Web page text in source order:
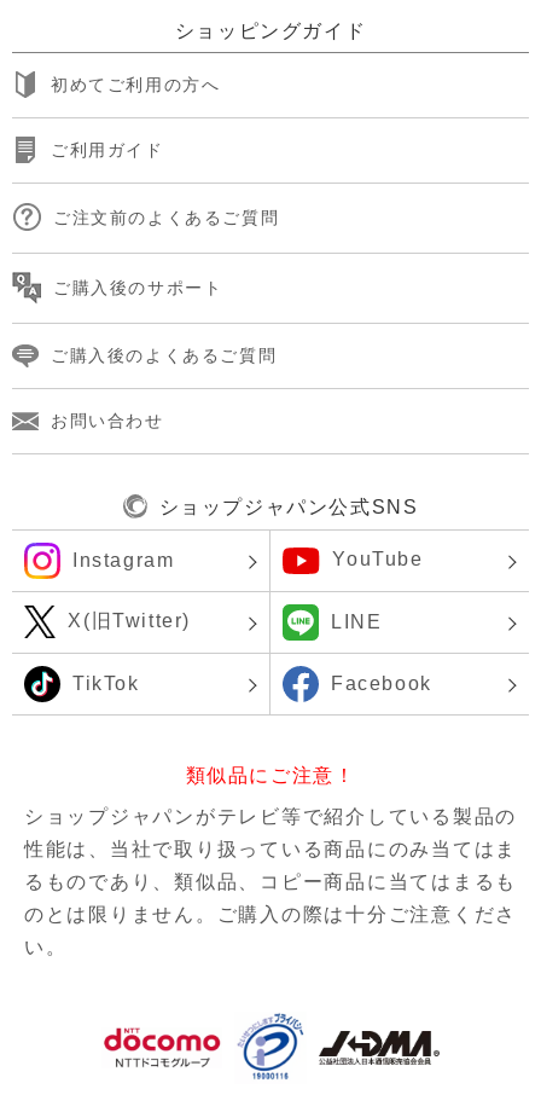
ショッピングガイド
初めてご利用の方へ
ご利用ガイド
ご注文前のよくあるご質問
ご購入後のサポート
ご購入後のよくあるご質問
お問い合わせ
ショップジャパン公式SNS
Instagram YouTube
X(旧Twitter) LINE
TikTok Facebook
類似品にご注意！
ショップジャパンがテレビ等で紹介している製品の
性能は、当社で取り扱っている商品にのみ当てはま
るものであり、類似品、コピー商品に当てはまるも
のとは限りません。ご購入の際は十分ご注意くださ
い。